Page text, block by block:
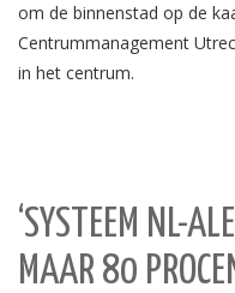
om de binnenstad op de
Centrummanagement
in het centrum.
‘SYSTEEM NL-
MAAR 80